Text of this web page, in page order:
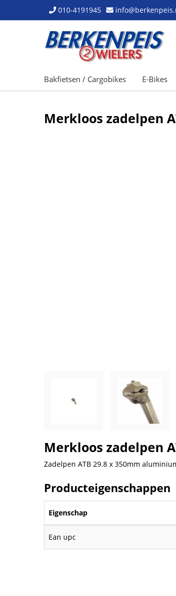
010-4191945
Bakfietsen / Cargobikes E-Bikes
Merkloos zadelpen
Merkloos zadelpen
Zadelpen ATB 29.8 x 350mm
Producteigenschappen
Eigenschap
Ean upc